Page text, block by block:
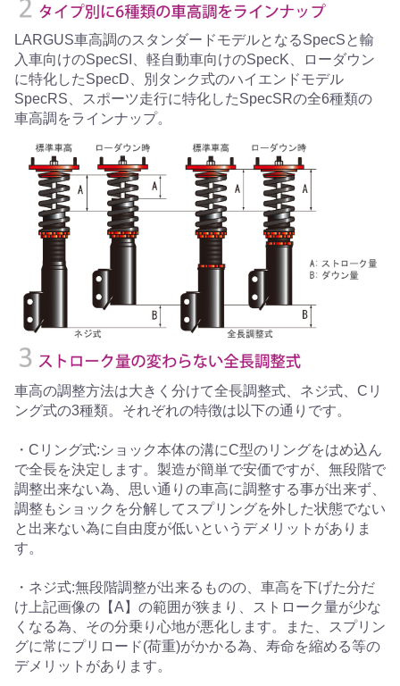
LARGUS車高調のスタンダードモデルとなるSpecSと輸
入車向けのSpecSI、軽自動車向けのSpecK、ローダウン
に特化したSpecD、別タンク式のハイエンドモデル
SpecRS、スポーツ走行に特化したSpecSRの全6種類の
車高調をラインナップ。
車高の調整方法は大きく分けて全長調整式、ネジ式、Cリ
ング式の3種類。それぞれの特徴は以下の通りです。
・Cリング式:ショック本体の溝にC型のリングをはめ込ん
で全長を決定します。製造が簡単で安価ですが、無段階で
調整出来ない為、思い通りの車高に調整する事が出来ず、
調整もショックを分解してスプリングを外した状態でない
と出来ない為に自由度が低いというデメリットがありま
す。
・ネジ式:無段階調整が出来るものの、車高を下げた分だ
け上記画像の【A】の範囲が狭まり、ストローク量が少な
くなる為、その分乗り心地が悪化します。また、スプリン
グに常にプリロード(荷重)がかかる為、寿命を縮める等の
デメリットがあります。